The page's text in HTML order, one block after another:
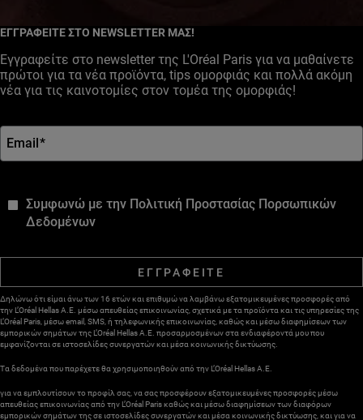
ΕΓΓΡΑΦΕΙΤΕ ΣΤΟ NEWSLETTER ΜΑΣ!
Εγγραφείτε στο newsletter της L'Oréal Paris για να μαθαίνετε
πρώτοι για τα νέα προϊόντα, tips ομορφιάς και πολλά ακόμη
νέα για τις καινοτομίες στον τομέα της ομορφιάς!
Email*
Συμφωνώ με την Πολιτική Προστασίας Πορσωπικών
Δεδομένων
ΕΓΓΡΑΦΕΙΤΕ
Δηλώνω ότι είμαι άνω των 16 ετών και επιθυμώ να λαμβάνω εξατομικευμένες προσφορές από
την L’Oréal Hellas A.E. μέσω απευθείας επικοινωνίας, σχετικά με τα προϊόντα και τις υπηρεσίες της
L’Oréal Paris, μέσω email, SMS, ή τηλεφωνικής επικοινωνίας, καθώς και μέσω διαφημίσεων των
εμπορικών σημάτων της L’Oréal Hellas A.E. προσαρμοσμένων στα ενδιαφέροντά μου που
εμφανίζονται σε ιστοσελίδες συνεργατών και μέσα κοινωνικής δικτύωσης.
Τα δεδομένα που παρέχετε θα χρησιμοποιηθούν από την L’Oréal Hellas A.E.
για να εμπλουτίσουν το προφίλ σας, να σας προσφέρουν εξατομικευμένες προσφορές μέσω
απευθείας επικοινωνίας από την L’Oréal Paris καθώς και μέσω διαφημίσεων των διαφόρων
εμπορικών σημάτων της σε ιστοσελίδες συνεργατών και μέσα κοινωνικής δικτύωσης, και για να